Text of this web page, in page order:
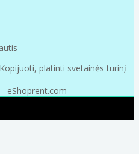
platinti svetainės turinį
- eShoprent.com